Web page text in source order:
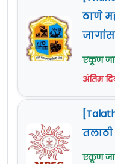
ठाणे
एकूण
अंतिम
एकूण